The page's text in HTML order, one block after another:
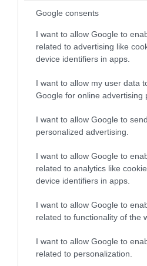
Google consents
I want to allow Google to
related to advertising like
device identifiers in apps.
I want to allow my user data
Google for online advertising
I want to allow Google to
personalized advertising.
I want to allow Google to
related to analytics like
device identifiers in apps.
I want to allow Google to
related to functionality of the
I want to allow Google to
related to personalization.
O διευθυντής του OPEN
«μαζέψει» για τη